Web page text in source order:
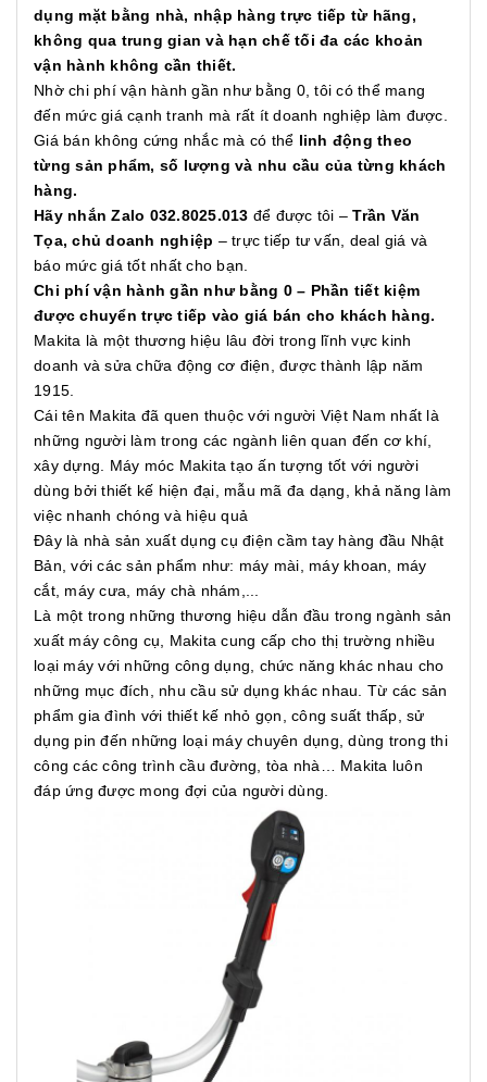
dụng mặt bằng nhà, nhập hàng trực tiếp từ hãng,
không qua trung gian và hạn chế tối đa các khoản
vận hành không cần thiết.
Nhờ chi phí vận hành gần như bằng 0, tôi có thể mang
đến mức giá cạnh tranh mà rất ít doanh nghiệp làm được.
Giá bán không cứng nhắc mà có thể linh động theo
từng sản phẩm, số lượng và nhu cầu của từng khách
hàng.
Hãy nhắn Zalo 032.8025.013 để được tôi –Trần Văn
Tọa, chủ doanh nghiệp – trực tiếp tư vấn, deal giá và
báo mức giá tốt nhất cho bạn.
Chi phí vận hành gần như bằng 0 – Phần tiết kiệm
được chuyển trực tiếp vào giá bán cho khách hàng.
Makita là một thương hiệu lâu đời trong lĩnh vực kinh
doanh và sửa chữa động cơ điện, được thành lập năm
1915.
Cái tên Makita đã quen thuộc với người Việt Nam nhất là
những người làm trong các ngành liên quan đến cơ khí,
xây dựng. Máy móc Makita tạo ấn tượng tốt với người
dùng bởi thiết kế hiện đại, mẫu mã đa dạng, khả năng làm
việc nhanh chóng và hiệu quả
Đây là nhà sản xuất dụng cụ điện cầm tay hàng đầu Nhật
Bản, với các sản phẩm như: máy mài, máy khoan, máy
cắt, máy cưa, máy chà nhám,...
Là một trong những thương hiệu dẫn đầu trong ngành sản
xuất máy công cụ, Makita cung cấp cho thị trường nhiều
loại máy với những công dụng, chức năng khác nhau cho
những mục đích, nhu cầu sử dụng khác nhau. Từ các sản
phẩm gia đình với thiết kế nhỏ gọn, công suất thấp, sử
dụng pin đến những loại máy chuyên dụng, dùng trong thi
công các công trình cầu đường, tòa nhà… Makita luôn
đáp ứng được mong đợi của người dùng.